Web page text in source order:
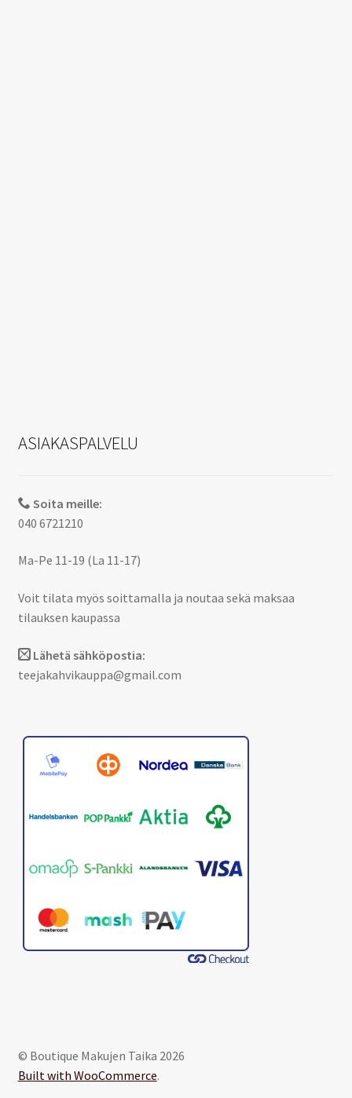
ASIAKASPALVELU
Soita meille:
040 6721210
Ma-Pe 11-19 (La 11-17)
Voit tilata myös soittamalla ja noutaa sekä maksaa
tilauksen kaupassa
Lähetä sähköpostia:
teejakahvikauppa@gmail.com
© Boutique Makujen Taika 2026
Built with WooCommerce.